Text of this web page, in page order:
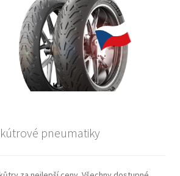
pneumatiky